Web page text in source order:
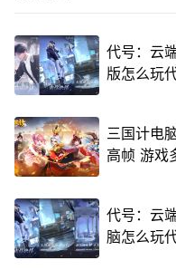
代号：云
版怎么玩
三国计电
高帧 游戏
代号：云
脑怎么玩